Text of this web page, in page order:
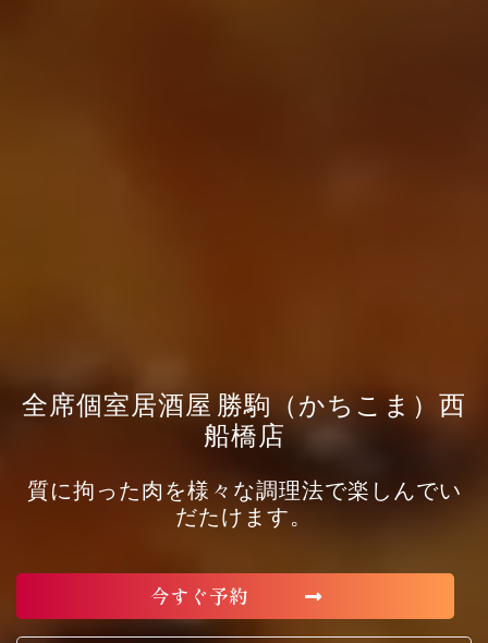
全席個室居酒屋 勝駒（かちこま）西
船橋店
質に拘った肉を様々な調理法で楽しんでい
だたけます。
今すぐ予約